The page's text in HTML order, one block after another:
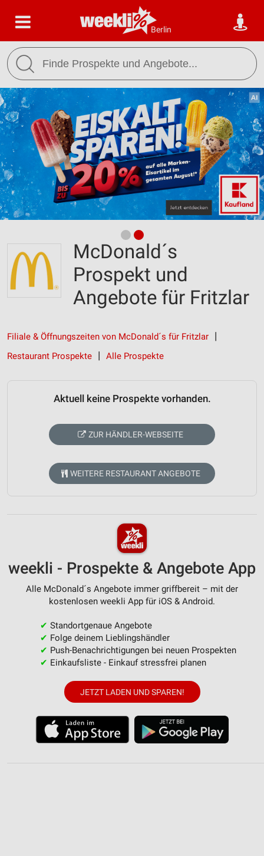
Berlin
McDonald´s
Prospekt und
Angebote für Fritzlar
Filiale & Öffnungszeiten von McDonald´s für Fritzlar
Restaurant Prospekte
Alle Prospekte
Aktuell keine Prospekte vorhanden.
ZUR HÄNDLER-WEBSEITE
WEITERE RESTAURANT ANGEBOTE
weekli - Prospekte & Angebote App
Alle McDonald´s Angebote immer griffbereit – mit der
kostenlosen weekli App für iOS & Android.
✔ Standortgenaue Angebote
✔ Folge deinem Lieblingshändler
✔ Push-Benachrichtigungen bei neuen Prospekten
✔ Einkaufsliste - Einkauf stressfrei planen
JETZT LADEN UND SPAREN!